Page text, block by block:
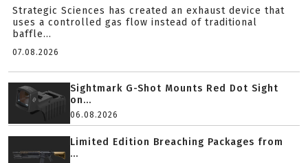
Strategic Sciences has created an exhaust device that
uses a controlled gas flow instead of traditional
baffle...
07.08.2026
Sightmark G-Shot Mounts Red Dot Sight
on...
06.08.2026
Limited Edition Breaching Packages from
...